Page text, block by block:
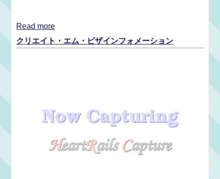
Read more
クリエイト・エム・ビザインフォメーション